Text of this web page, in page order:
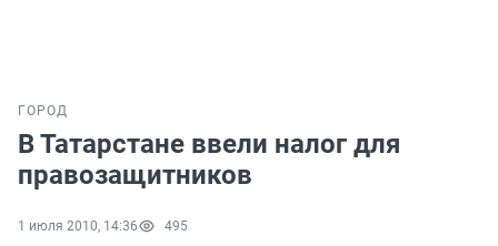
ГОРОД
В Татарстане ввели налог для
правозащитников
1 июля 2010, 14:36 495